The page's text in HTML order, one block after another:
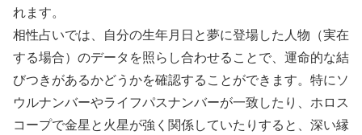
れます。
相性占いでは、自分の生年月日と夢に登場した人物（実在
する場合）のデータを照らし合わせることで、運命的な結
びつきがあるかどうかを確認することができます。特にソ
ウルナンバーやライフパスナンバーが一致したり、ホロス
コープで金星と火星が強く関係していたりすると、深い縁